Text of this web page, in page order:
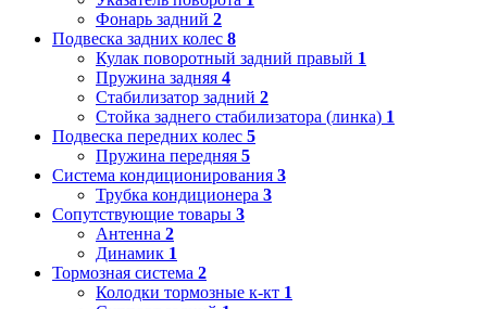
Фонарь задний 2
Подвеска задних колес 8
Кулак поворотный задний правый 1
Пружина задняя 4
Стабилизатор задний 2
Стойка заднего стабилизатора (линка) 1
Подвеска передних колес 5
Пружина передняя 5
Система кондиционирования 3
Трубка кондиционера 3
Сопутствующие товары 3
Антенна 2
Динамик 1
Тормозная система 2
Колодки тормозные к-кт 1